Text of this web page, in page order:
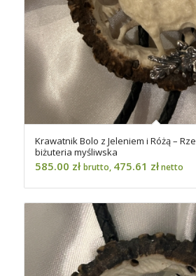
Krawatnik Bolo z Jeleniem i Różą –
biżuteria myśliwska
585.00 zł brutto, 475.61 złnetto